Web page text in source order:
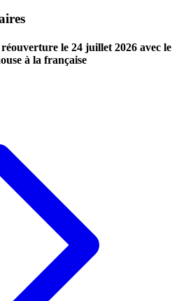
le 24 juillet 2026 avec le
à la française